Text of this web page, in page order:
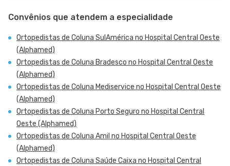
Convênios que atendem a especialidade
Ortopedistas de Coluna SulAmérica no Hospital Central Oeste
(Alphamed)
Ortopedistas de Coluna Bradesco no Hospital Central Oeste
(Alphamed)
Ortopedistas de Coluna Mediservice no Hospital Central Oeste
(Alphamed)
Ortopedistas de Coluna Porto Seguro no Hospital Central
Oeste (Alphamed)
Ortopedistas de Coluna Amil no Hospital Central Oeste
(Alphamed)
Ortopedistas de Coluna Saúde Caixa no Hospital Central